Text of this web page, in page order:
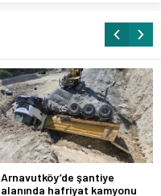
Arnavutköy’de şantiye
alanında hafriyat kamyonu